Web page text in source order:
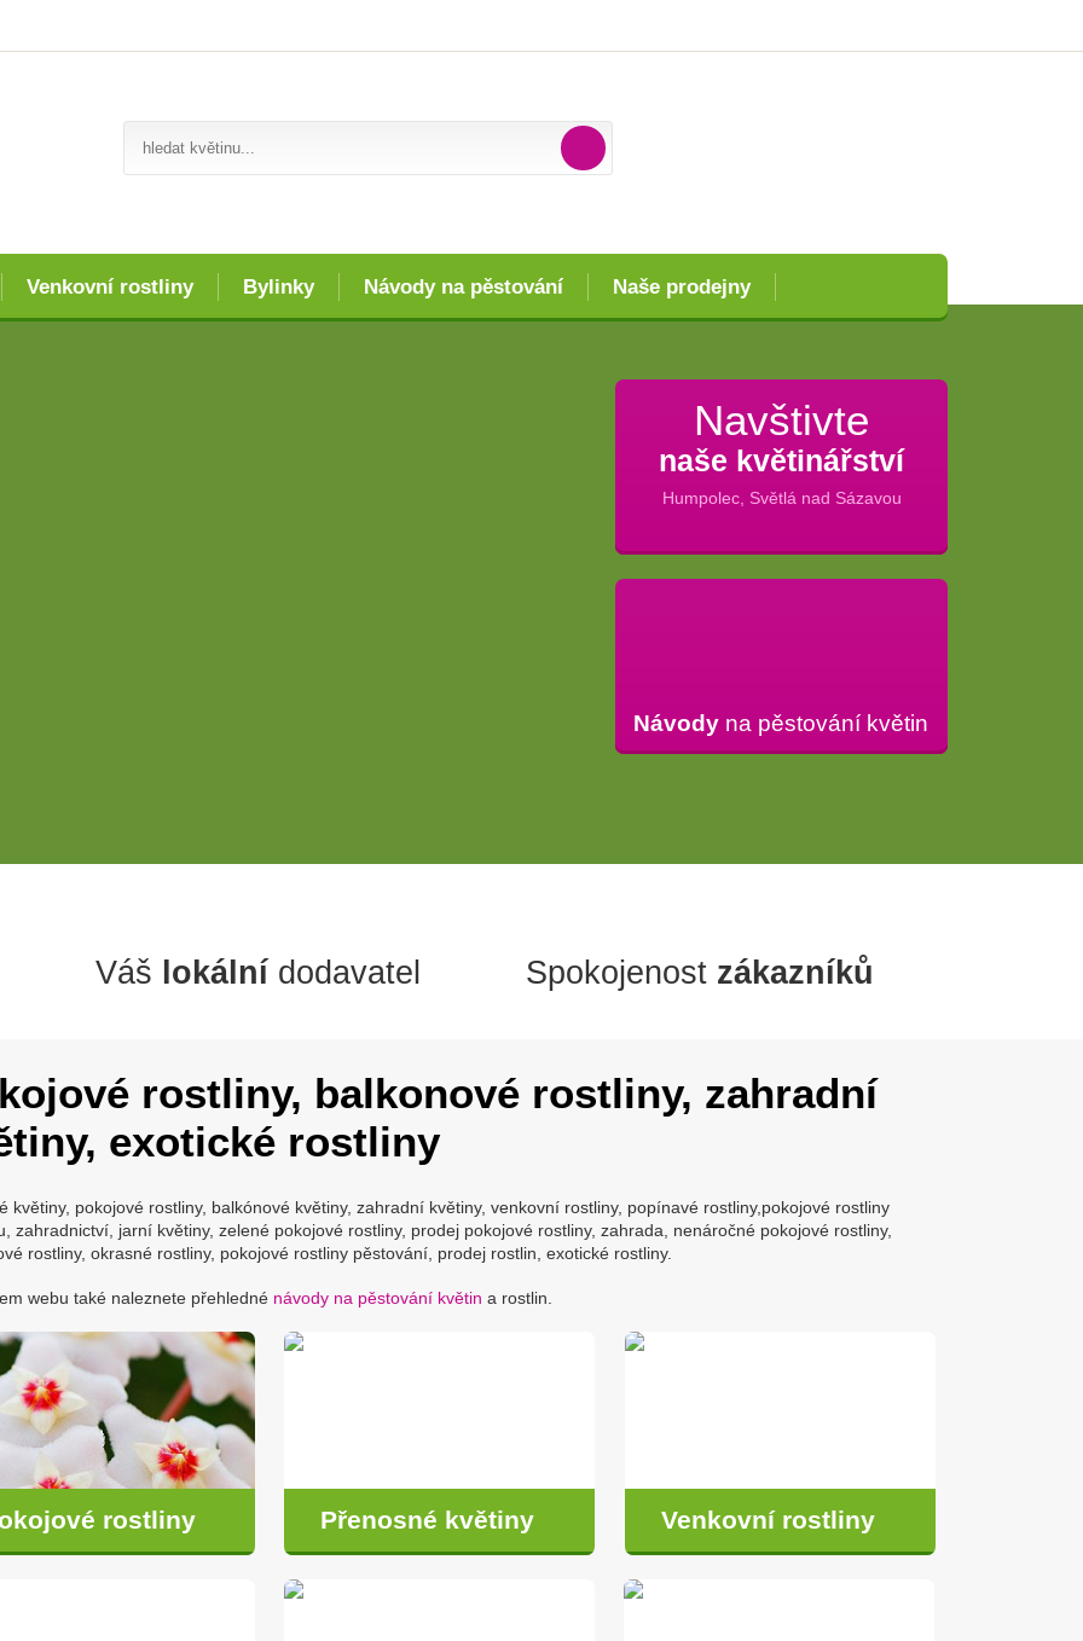
Venkovní rostliny Bylinky Návody na pěstování Naše prodejny
Váš lokálnídodavatel Spokojenost zákazníků
Navštivte
naše květinářství
Humpolec, Světlá nad Sázavou
Návody na pěstování květin
rostliny, balkonové rostliny, zahradní
exotické rostliny
květiny, pokojové rostliny, balkónové květiny, zahradní květiny, venkovní rostliny, popínavé rostliny,pokojové rostliny
zahradnictví, jarní květiny, zelené pokojové rostliny, prodej pokojové rostliny, zahrada, nenáročné pokojové rostliny,
rostliny, okrasné rostliny, pokojové rostliny pěstování, prodej rostlin, exotické rostliny.
webu také naleznete přehledné návody na pěstování květin a rostlin.
rostliny Přenosné květiny Venkovní rostliny